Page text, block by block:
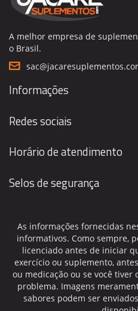
A melhor empresa de
o Brasil.
Informações
Redes sociais
Horário de atendimento
Selos de segurança
As informações fornecidas
informativos. Como sempre,
licenciado antes de iniciar
exercício ou suplemento,
ou medicação ou se você
problema. Imagens
sabores podem ser